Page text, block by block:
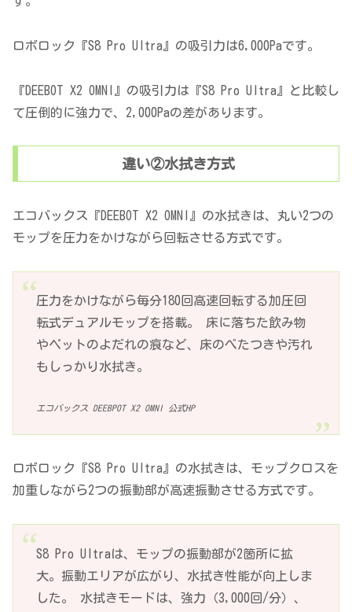
ロボロック『S8 Pro Ultra』の吸引力は6,000Paです。
『DEEBOT X2 OMNI』の吸引力は『S8 Pro Ultra』と比較し
て圧倒的に強力で、2,000Paの差があります。
違い②水拭き方式
エコバックス『DEEBOT X2 OMNI』の水拭きは、丸い2つの
モップを圧力をかけながら回転させる方式です。
圧力をかけながら毎分180回高速回転する加圧回
転式デュアルモップを搭載。 床に落ちた飲み物
やペットのよだれの痕など、床のべたつきや汚れ
もしっかり水拭き。
エコバックス DEEBPOT X2 OMNI 公式HP
ロボロック『S8 Pro Ultra』の水拭きは、モップクロスを
加重しながら2つの振動部が高速振動させる方式です。
S8 Pro Ultraは、モップの振動部が2箇所に拡
大。振動エリアが広がり、水拭き性能が向上しま
した。 水拭きモードは、強力（3,000回/分）、